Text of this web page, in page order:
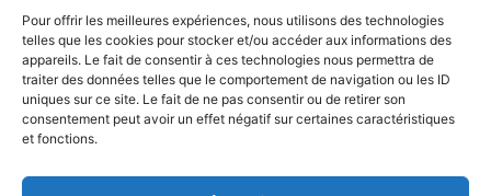
Pour offrir les meilleures expériences, nous utilisons des technologies
telles que les cookies pour stocker et/ou accéder aux informations des
appareils. Le fait de consentir à ces technologies nous permettra de
traiter des données telles que le comportement de navigation ou les ID
uniques sur ce site. Le fait de ne pas consentir ou de retirer son
consentement peut avoir un effet négatif sur certaines caractéristiques
et fonctions.
Mentions légales
Conditions générales d'utilisation
Conditions générales de vente
Politique de cookies